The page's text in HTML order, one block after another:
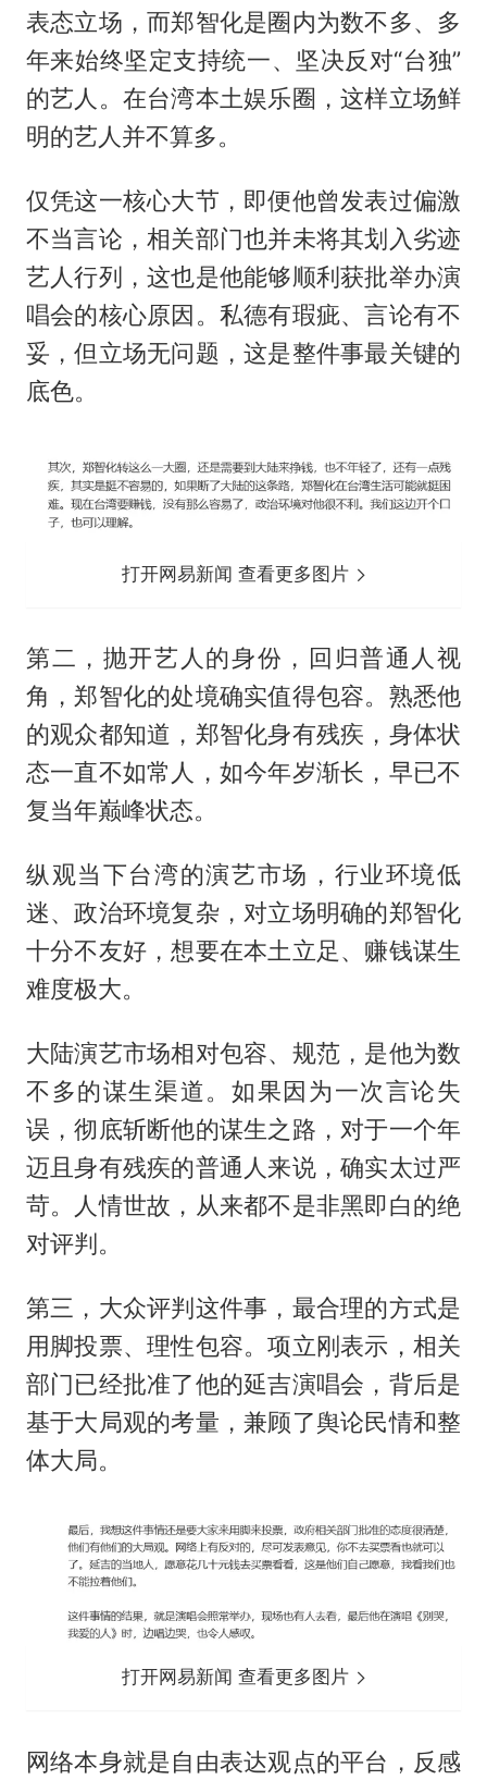
表态立场，而郑智化是圈内为数不多、多
年来始终坚定支持统一、坚决反对“台独”
的艺人。在台湾本土娱乐圈，这样立场鲜
明的艺人并不算多。
仅凭这一核心大节，即便他曾发表过偏激
不当言论，相关部门也并未将其划入劣迹
艺人行列，这也是他能够顺利获批举办演
唱会的核心原因。私德有瑕疵、言论有不
妥，但立场无问题，这是整件事最关键的
底色。
打开网易新闻 查看更多图片
第二，抛开艺人的身份，回归普通人视
角，郑智化的处境确实值得包容。熟悉他
的观众都知道，郑智化身有残疾，身体状
态一直不如常人，如今年岁渐长，早已不
复当年巅峰状态。
纵观当下台湾的演艺市场，行业环境低
迷、政治环境复杂，对立场明确的郑智化
十分不友好，想要在本土立足、赚钱谋生
难度极大。
大陆演艺市场相对包容、规范，是他为数
不多的谋生渠道。如果因为一次言论失
误，彻底斩断他的谋生之路，对于一个年
迈且身有残疾的普通人来说，确实太过严
苛。人情世故，从来都不是非黑即白的绝
对评判。
第三，大众评判这件事，最合理的方式是
用脚投票、理性包容。项立刚表示，相关
部门已经批准了他的延吉演唱会，背后是
基于大局观的考量，兼顾了舆论民情和整
体大局。
打开网易新闻 查看更多图片
网络本身就是自由表达观点的平台，反感